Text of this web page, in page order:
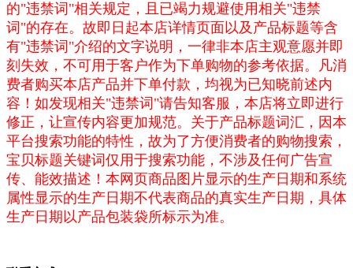
的"违禁词"相关规定，且已竭力规避使用相关"违禁
词"的存在。故即日起本店详情页面以及产品标题等含
有"违禁词"介绍的文字说明，一律非本店主观意愿并即
刻失效，不可用于客户作为下单购物的参考依据。凡消
费者购买本店产品并下单付款，均视为已知晓前述内
容！如发现相关"违禁词"请告知客服，本店将立即进行
修正，让宣传内容更加规范。关于产品标题词汇，因本
平台搜索功能的特性，故为了方便消费者的购物搜索，
宝贝标题关键词仅用于搜索功能，不涉及任何广告宣
传、能效描述！本网页商品图片显示的生产日期和系统
属性显示的生产日期不代表商品的真实生产日期，具体
生产日期以产品包装袋所标示为准。